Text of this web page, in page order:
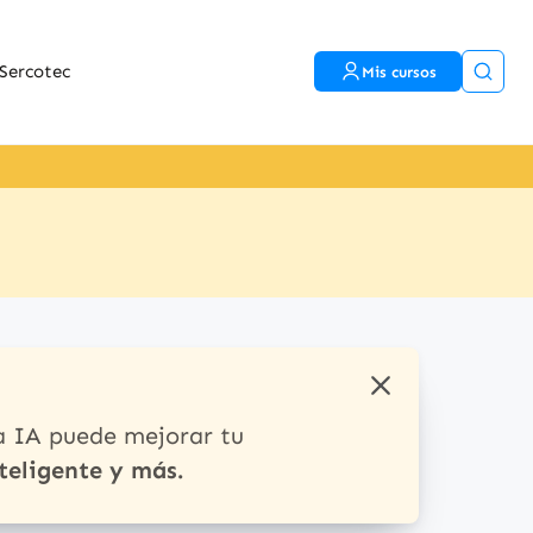
Mis cursos
IA puede mejorar tu
y más.